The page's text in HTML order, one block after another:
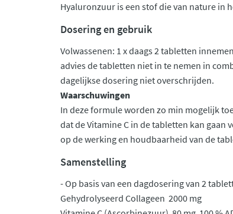
Hyaluronzuur is een stof die van nature in
Dosering en gebruik
Volwassenen: 1 x daags 2 tabletten
advies de tabletten niet in te nemen in
dagelijkse dosering niet overschrijden.
Waarschuwingen
In deze formule worden zo min mogelijk
dat de Vitamine C in de tabletten kan gaan
op de werking en houdbaarheid van de
Samenstelling
- Op basis van een dagdosering van 2
Gehydrolyseerd Collageen 2000 mg